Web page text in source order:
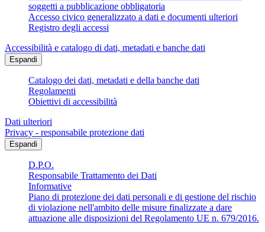
soggetti a pubblicazione obbligatoria
Accesso civico generalizzato a dati e documenti ulteriori
Registro degli accessi
Accessibilità e catalogo di dati, metadati e banche dati
Espandi
Catalogo dei dati, metadati e della banche dati
Regolamenti
Obiettivi di accessibilità
Dati ulteriori
Privacy - responsabile protezione dati
Espandi
D.P.O.
Responsabile Trattamento dei Dati
Informative
Piano di protezione dei dati personali e di gestione del rischio
di violazione nell'ambito delle misure finalizzate a dare
attuazione alle disposizioni del Regolamento UE n. 679/2016.